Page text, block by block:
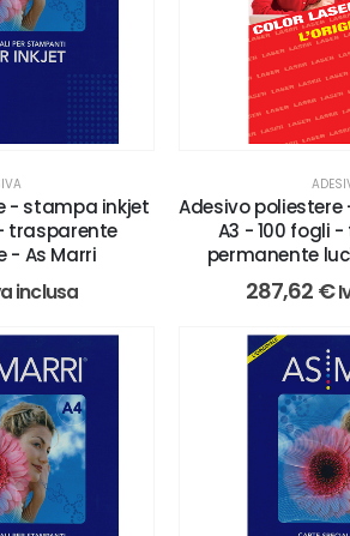
- stampa inkjet
trasparente
- As Marri
inclusa
Adesivo
A3 - 100 fogli
permanente
287,62 €